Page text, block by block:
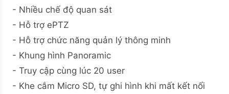
- Nhiều chế độ quan sát
- Hỗ trợ ePTZ
- Hỗ trợ chức năng quản lý thông minh
- Khung hình Panoramic
- Truy cập cùng lúc 20 user
- Khe cắm Micro SD, tự ghi hình khi mất kết nối